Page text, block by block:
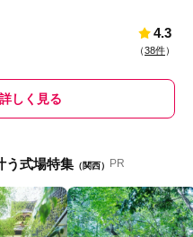
4.3
（38件）
しく見る
う式場特集 （関西） PR